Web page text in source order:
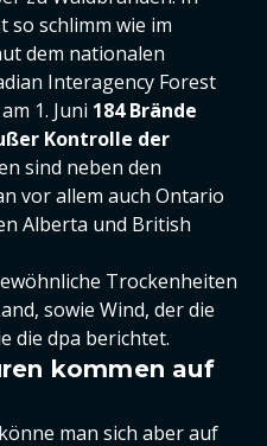
so schlimm wie im
dem nationalen
Interagency Forest
1. Juni 184 Brände
Kontrolle der
sind neben den
vor allem auch Ontario
Alberta und British
Trockenheiten
sowie Wind, der die
die dpa berichtet.
kommen auf
man sich aber auf